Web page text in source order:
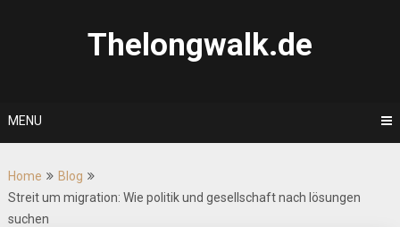
Thelongwalk.de
MENU
Home
Blog
Streit um migration: Wie politik und gesellschaft nach lösungen
suchen